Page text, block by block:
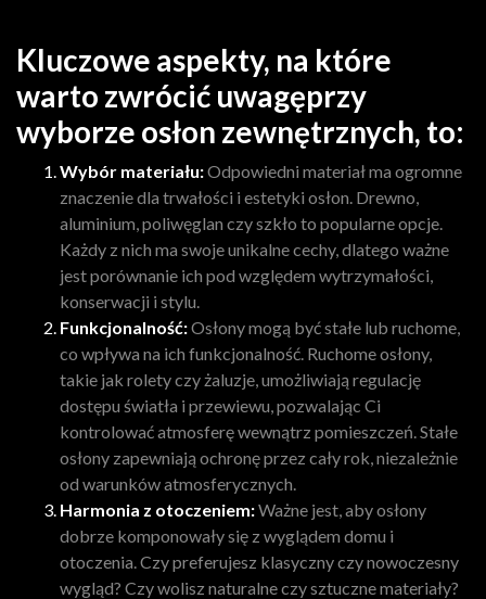
Kluczowe aspekty, na które
warto zwrócić uwagęprzy
wyborze osłon zewnętrznych, to:
Wybór materiału:Odpowiedni materiał ma ogromne
znaczenie dla trwałości i estetyki osłon. Drewno,
aluminium, poliwęglan czy szkło to popularne opcje.
Każdy z nich ma swoje unikalne cechy, dlatego ważne
jest porównanie ich pod względem wytrzymałości,
konserwacji i stylu.
Funkcjonalność:Osłony mogą być stałe lub ruchome,
co wpływa na ich funkcjonalność. Ruchome osłony,
takie jak rolety czy żaluzje, umożliwiają regulację
dostępu światła i przewiewu, pozwalając Ci
kontrolować atmosferę wewnątrz pomieszczeń. Stałe
osłony zapewniają ochronę przez cały rok, niezależnie
od warunków atmosferycznych.
Harmonia z otoczeniem:Ważne jest, aby osłony
dobrze komponowały się z wyglądem domu i
otoczenia. Czy preferujesz klasyczny czy nowoczesny
wygląd? Czy wolisz naturalne czy sztuczne materiały?